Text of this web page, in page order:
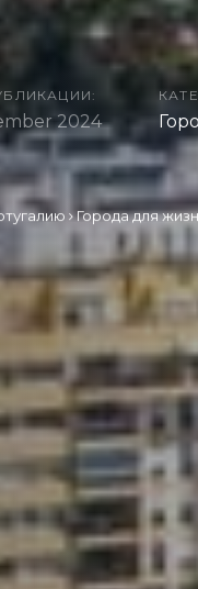
2024
Города для